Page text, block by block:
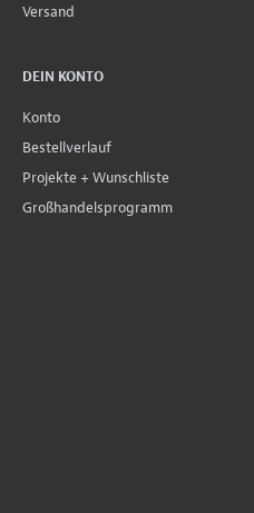
Versand
DEIN KONTO
Konto
Bestellverlauf
Projekte + Wunschliste
Großhandelsprogramm